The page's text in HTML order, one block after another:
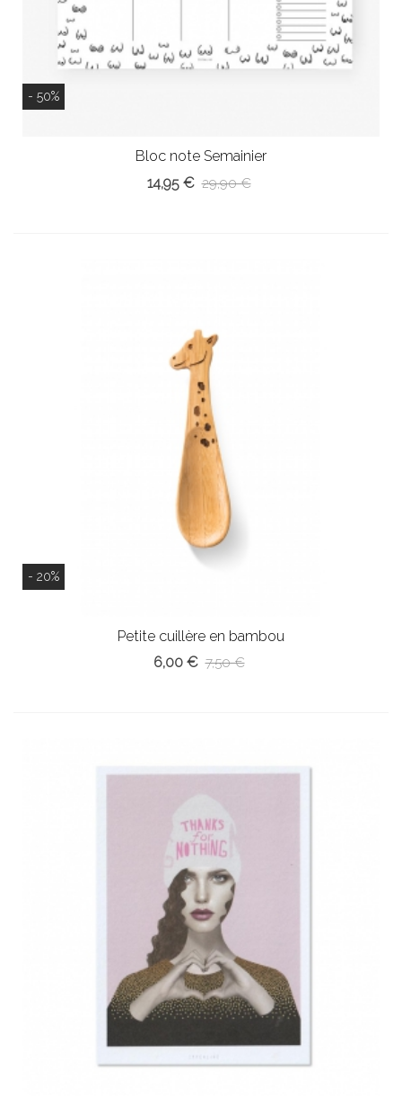
- 50%
Bloc note Semainier
14,95 € 29,90 €
- 20%
Petite cuillère en bambou
6,00 € 7,50 €